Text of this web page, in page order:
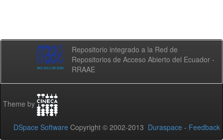
Repositorio integrado a la Red de
Repositorios de Acceso Abierto del Ecuador -
RRAAE
Theme by
DSpace Software Copyright © 2002-2013 Duraspace - Feedback